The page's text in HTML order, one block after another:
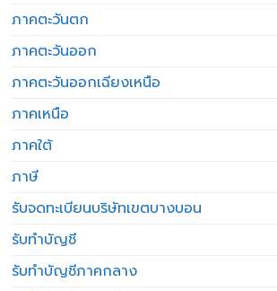
ภาคตะวันตก
ภาคตะวันออก
ภาคตะวันออกเฉียงเหนือ
ภาคเหนือ
ภาคใต้
ภาษี
รับจดทะเบียนบริษัทเขตบางบอน
รับทำบัญชี
รับทำบัญชีภาคกลาง